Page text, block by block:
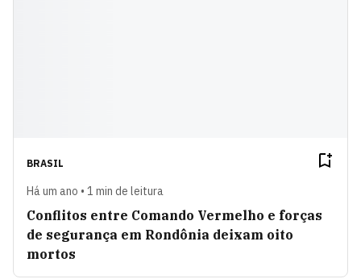
BRASIL
Há um ano • 1 min de leitura
Conflitos entre Comando Vermelho e forças
de segurança em Rondônia deixam oito
mortos